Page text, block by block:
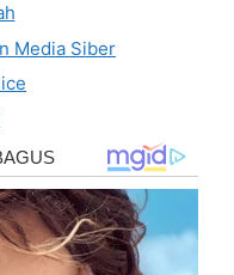
Media Siber